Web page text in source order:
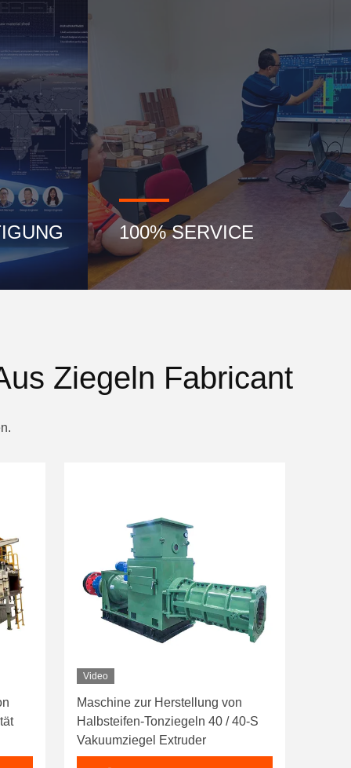
100% SERVICE
Ziegeln Fabricant
Video
Maschine zur Herstellung von
Halbsteifen-Tonziegeln 40 / 40-S
Vakuumziegel Extruder